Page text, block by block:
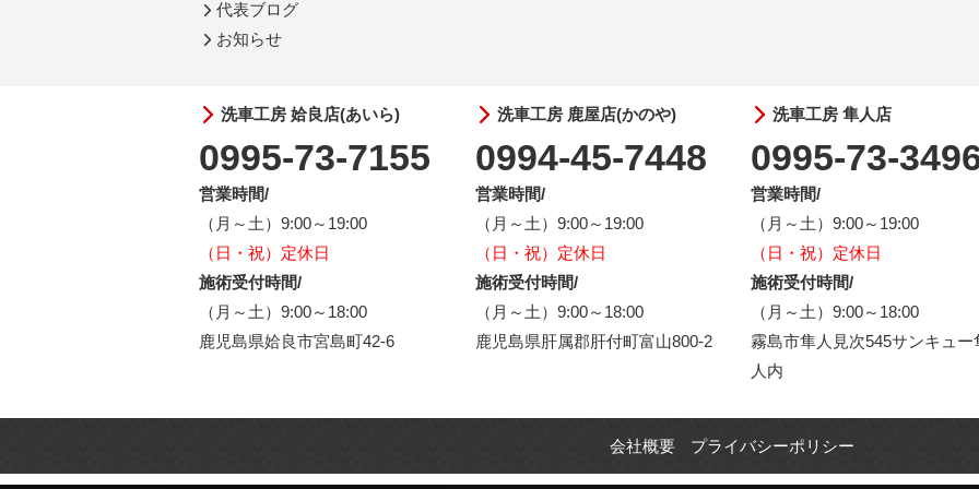
代表ブログ
お知らせ
洗車工房 姶良店(あいら)
0995-73-7155
営業時間/
（月～土）9:00～19:00
（日・祝）定休日
施術受付時間/
（月～土）9:00～18:00
鹿児島県姶良市宮島町42-6
洗車工房 鹿屋店(かのや)
0994-45-7448
営業時間/
（月～土）9:00～19:00
（日・祝）定休日
施術受付時間/
（月～土）9:00～18:00
鹿児島県肝属郡肝付町富山800-2
洗車工房 隼人店
0995-73-
営業時間/
（月～土）9:00～19:00
（日・祝）定休日
施術受付時間/
（月～土）9:00～18:00
霧島市隼人見次545サンキュー
人内
会社概要 プライバシーポリシー